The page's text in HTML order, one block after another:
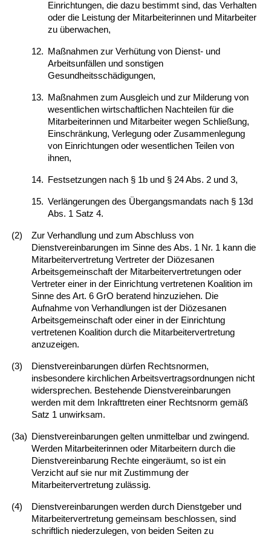
Einrichtungen, die dazu bestimmt sind, das Verhalten
oder die Leistung der Mitarbeiterinnen und Mitarbeiter
zu überwachen,
12. Maßnahmen zur Verhütung von Dienst- und
Arbeitsunfällen und sonstigen
Gesundheitsschädigungen,
13. Maßnahmen zum Ausgleich und zur Milderung von
wesentlichen wirtschaftlichen Nachteilen für die
Mitarbeiterinnen und Mitarbeiter wegen Schließung,
Einschränkung, Verlegung oder Zusammenlegung
von Einrichtungen oder wesentlichen Teilen von
ihnen,
14. Festsetzungen nach § 1b und § 24 Abs. 2 und 3,
15. Verlängerungen des Übergangsmandats nach § 13d
Abs. 1 Satz 4.
(2)
Zur Verhandlung und zum Abschluss von
Dienstvereinbarungen im Sinne des Abs. 1 Nr. 1 kann die
Mitarbeitervertretung Vertreter der Diözesanen
Arbeitsgemeinschaft der Mitarbeitervertretungen oder
Vertreter einer in der Einrichtung vertretenen Koalition im
Sinne des Art. 6 GrO beratend hinzuziehen. Die
Aufnahme von Verhandlungen ist der Diözesanen
Arbeitsgemeinschaft oder einer in der Einrichtung
vertretenen Koalition durch die Mitarbeitervertretung
anzuzeigen.
(3)
Dienstvereinbarungen dürfen Rechtsnormen,
insbesondere kirchlichen Arbeitsvertragsordnungen nicht
widersprechen. Bestehende Dienstvereinbarungen
werden mit dem Inkrafttreten einer Rechtsnorm gemäß
Satz 1 unwirksam.
(3a) Dienstvereinbarungen gelten unmittelbar und zwingend.
Werden Mitarbeiterinnen oder Mitarbeitern durch die
Dienstvereinbarung Rechte eingeräumt, so ist ein
Verzicht auf sie nur mit Zustimmung der
Mitarbeitervertretung zulässig.
(4)
Dienstvereinbarungen werden durch Dienstgeber und
Mitarbeitervertretung gemeinsam beschlossen, sind
schriftlich niederzulegen, von beiden Seiten zu